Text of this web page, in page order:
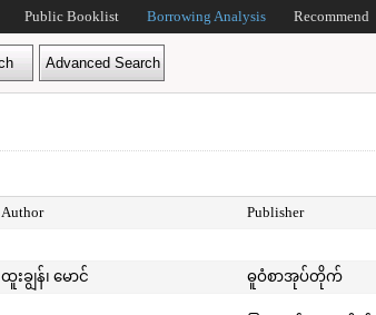
Public Booklist Borrowing Analysis Recommend
Author Publisher
ထူးချွန်၊ မောင် ဓူဝံစာအုပ်တိုက်